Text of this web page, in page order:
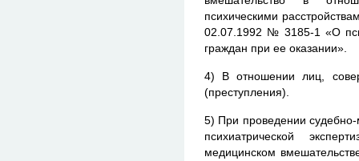
психическими
02.07.1992 № 3185-1 «О
граждан при ее оказании».
4) В отношении лиц,
(преступления).
5) При проведении
психиатрической
медицинском